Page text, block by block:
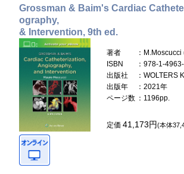
Grossman & Baim's Cardiac
ography,
& Intervention, 9th ed.
著者
：M.Moscucci
ISBN
：978-1-
出版社
：WOLTERS
出版年
：2021年
ページ数 ：1196pp.
定価41,173円(本体